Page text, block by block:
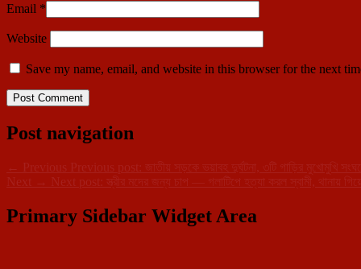
Email *
Website
Save my name, email, and website in this browser for the next
Post navigation
← Previous Previous post:
জাতীয় সড়কে ভয়াবহ দুর্ঘটনা, ৩টি গাড়ির মুখোমুখি
Next → Next post: স্ত্রীর মদের জন্য চাপ — গলাটিপে হত্যা করল স্বামী, থানায়
Primary Sidebar Widget Area